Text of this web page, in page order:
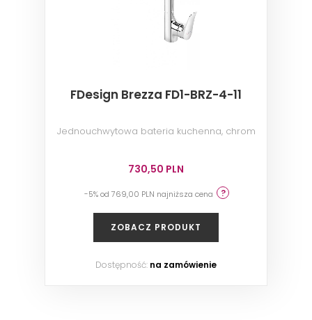
FDesign Brezza FD1-BRZ-4-11
Jednouchwytowa bateria kuchenna, chrom
730,50 PLN
-5% od 769,00 PLN najniższa cena
ZOBACZ PRODUKT
Dostępność: na zamówienie